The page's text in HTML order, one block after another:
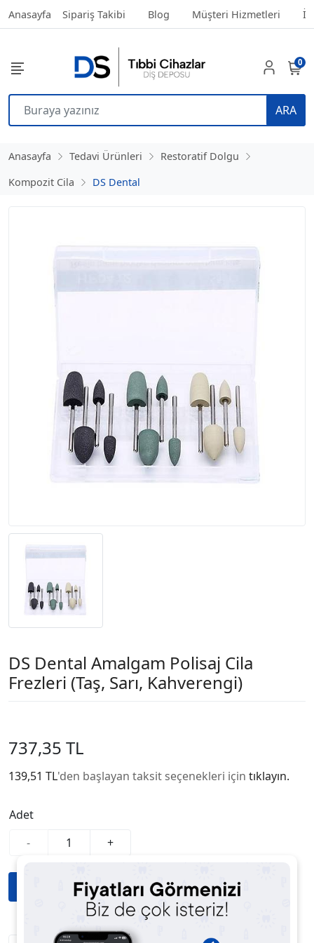
Anasayfa Sipariş Takibi Blog Müşteri Hizmetleri
ARA
0
Anasayfa Tedavi Ürünleri
Restoratif Dolgu
Kompozit Cila
DS Dental
DS Dental Amalgam Polisaj Cila
Frezleri (Taş, Sarı, Kahverengi)
737,35 TL
139,51 TL'den başlayan taksit seçenekleri için tıklayın.
Adet
-
+